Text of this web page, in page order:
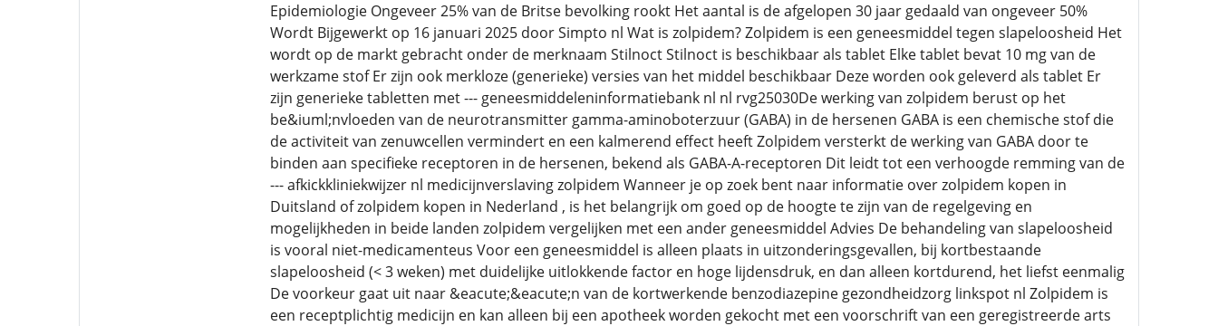
Epidemiologie Ongeveer 25% van de Britse bevolking rookt Het aantal is de afgelopen 30 jaar gedaald van ongeveer 50%
Wordt Bijgewerkt op 16 januari 2025 door Simpto nl Wat is zolpidem? Zolpidem is een geneesmiddel tegen slapeloosheid Het
wordt op de markt gebracht onder de merknaam Stilnoct Stilnoct is beschikbaar als tablet Elke tablet bevat 10 mg van de
werkzame stof Er zijn ook merkloze (generieke) versies van het middel beschikbaar Deze worden ook geleverd als tablet Er
zijn generieke tabletten met --- geneesmiddeleninformatiebank nl nl rvg25030De werking van zolpidem berust op het
be&iuml;nvloeden van de neurotransmitter gamma-aminoboterzuur (GABA) in de hersenen GABA is een chemische stof die
de activiteit van zenuwcellen vermindert en een kalmerend effect heeft Zolpidem versterkt de werking van GABA door te
binden aan specifieke receptoren in de hersenen, bekend als GABA-A-receptoren Dit leidt tot een verhoogde remming van de
--- afkickkliniekwijzer nl medicijnverslaving zolpidem Wanneer je op zoek bent naar informatie over zolpidem kopen in
Duitsland of zolpidem kopen in Nederland , is het belangrijk om goed op de hoogte te zijn van de regelgeving en
mogelijkheden in beide landen zolpidem vergelijken met een ander geneesmiddel Advies De behandeling van slapeloosheid
is vooral niet-medicamenteus Voor een geneesmiddel is alleen plaats in uitzonderingsgevallen, bij kortbestaande
slapeloosheid (< 3 weken) met duidelijke uitlokkende factor en hoge lijdensdruk, en dan alleen kortdurend, het liefst eenmalig
De voorkeur gaat uit naar &eacute;&eacute;n van de kortwerkende benzodiazepine gezondheidzorg linkspot nl Zolpidem is
een receptplichtig medicijn en kan alleen bij een apotheek worden gekocht met een voorschrift van een geregistreerde arts